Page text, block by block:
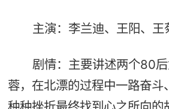
主演：李兰迪、王阳、王
剧情：主要讲述两个80
蓉，在北漂的过程中一路奋斗